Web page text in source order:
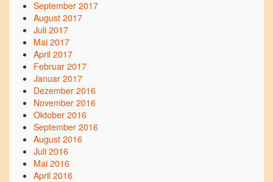
September 2017
August 2017
Juli 2017
Mai 2017
April 2017
Februar 2017
Januar 2017
Dezember 2016
November 2016
Oktober 2016
September 2016
August 2016
Juli 2016
Mai 2016
April 2016